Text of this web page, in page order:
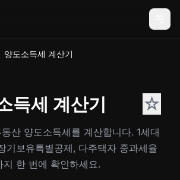
양도소득세 계산기
득세 계산기 ☆
산 양도소득세를 계산합니다. 1세대
기보유특별공제, 다주택자 중과세율
지 한 번에 확인하세요.